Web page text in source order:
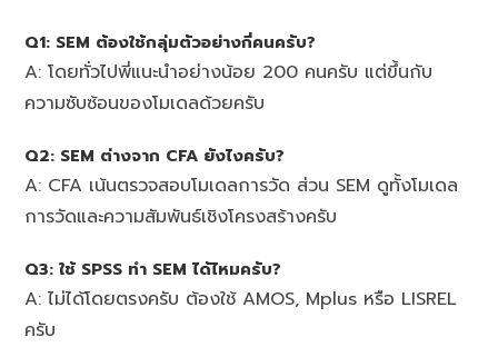
Q1: SEM ต้องใช้กลุ่มตัวอย่างกี่คนครับ?
A: โดยทั่วไปพี่แนะนำอย่างน้อย 200 คนครับ แต่ขึ้นกับ
ความซับซ้อนของโมเดลด้วยครับ
Q2: SEM ต่างจาก CFA ยังไงครับ?
A: CFA เน้นตรวจสอบโมเดลการวัด ส่วน SEM ดูทั้งโมเดล
การวัดและความสัมพันธ์เชิงโครงสร้างครับ
Q3: ใช้ SPSS ทำ SEM ได้ไหมครับ?
A: ไม่ได้โดยตรงครับ ต้องใช้ AMOS, Mplus หรือ LISREL
ครับ